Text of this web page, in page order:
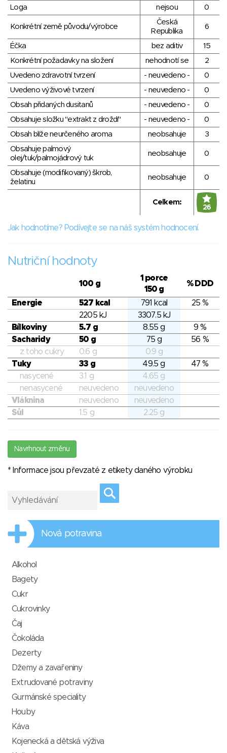
Loga
nejsou 0
Konkrétní země původu/výrobce
Česká
Republika
6
Éčka bez aditiv
15
Konkrétní požadavky na složení
nehodnotí se
2
Uvedeno zdravotní tvrzení
- neuvedeno -
0
Uvedeno výživové tvrzení
- neuvedeno -
0
Obsah přidaných dusitanů
- neuvedeno -
0
Obsahuje složku "extrakt z droždí"
- neuvedeno -
0
Obsah blíže neurčeného aroma
neobsahuje
3
Obsahuje palmový
olej/tuk/palmojádrový tuk
neobsahuje 0
Obsahuje (modifikovaný) škrob,
želatinu
neobsahuje 0
Celkem:
26
Jak hodnotíme? Podívejte se na náš systém hodnocení.
Nutriční hodnoty
100 g
1 porce
150 g
% DDD
Energie 527 kcal 791 kcal
25 %
2205 kJ
3307.5 kJ
Bílkoviny
5.7 g 8.55 g
9 %
Sacharidy
50 g 75 g
56 %
z toho cukry
0.6 g
0.9 g
Tuky
33 g 49.5 g
47 %
nasycené
3.1 g
4.65 g
nenasycené
neuvedeno
neuvedeno
Vláknina
neuvedeno
neuvedeno
Sůl
1.5 g 2.25 g
Navrhnout změnu
* Informace jsou převzaté z etikety daného výrobku
Nová potravina
Alkohol
Bagety
Cukr
Cukrovinky
Čaj
Čokoláda
Dezerty
Džemy a zavařeniny
Extrudované potraviny
Gurmánské speciality
Houby
Káva
Kojenecká a dětská výživa